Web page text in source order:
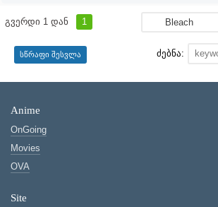
გვერდი 1 დან 1
ძებნა:
Anime
OnGoing
Movies
OVA
Site